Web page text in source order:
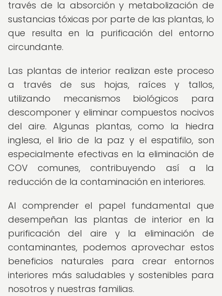
través de la absorción y metabolización de
sustancias tóxicas por parte de las plantas, lo
que resulta en la purificación del entorno
circundante.
Las plantas de interior realizan este proceso
a través de sus hojas, raíces y tallos,
utilizando mecanismos biológicos para
descomponer y eliminar compuestos nocivos
del aire. Algunas plantas, como la hiedra
inglesa, el lirio de la paz y el espatifilo, son
especialmente efectivas en la eliminación de
COV comunes, contribuyendo así a la
reducción de la contaminación en interiores.
Al comprender el papel fundamental que
desempeñan las plantas de interior en la
purificación del aire y la eliminación de
contaminantes, podemos aprovechar estos
beneficios naturales para crear entornos
interiores más saludables y sostenibles para
nosotros y nuestras familias.